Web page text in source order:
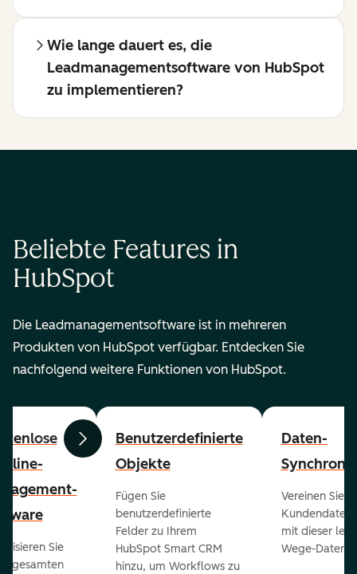
Wie lange dauert es, die
Leadmanagementsoftware von HubSpot
zu implementieren?
Beliebte Features in
HubSpot
Die Leadmanagementsoftware ist in mehreren
Produkten von HubSpot verfügbar. Entdecken Sie
nachfolgend weitere Funktionen von HubSpot.
ZurückWeiter
Sie
gesamten
Benutzerdefinierte
Objekte
Fügen Sie
benutzerdefinierte
Felder zu Ihrem
HubSpot Smart CRM
hinzu, um Workflows zu
Daten-
Vereinen Sie
Kundendaten
mit dieser
Wege-Daten-